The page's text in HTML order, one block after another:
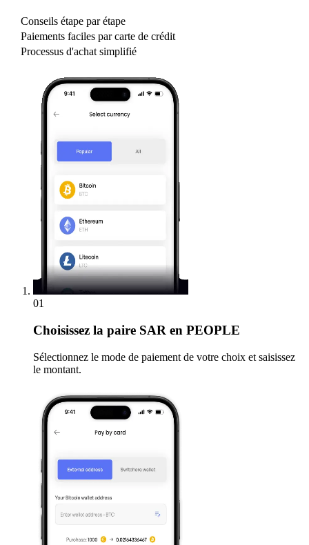
Conseils étape par étape
Paiements faciles par carte de crédit
Processus d'achat simplifié
01
Choisissez la paire SAR en PEOPLE
Sélectionnez le mode de paiement de votre choix et saisissez
le montant.